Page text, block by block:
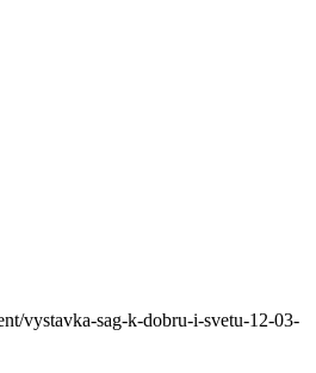
vystavka-sag-k-dobru-i-svetu-12-03-